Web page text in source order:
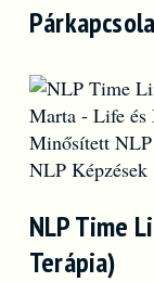
NLP Time
Terápia)